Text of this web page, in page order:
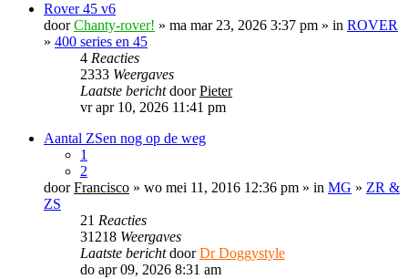
Rover 45 v6
doorChanty-rover! » ma mar 23, 2026 3:37 pm » in ROVER
» 400 series en 45
4 Reacties
2333 Weergaves
Laatste berichtdoorPieter
vr apr 10, 2026 11:41 pm
Aantal ZSen nog op de weg
1
2
doorFrancisco » wo mei 11, 2016 12:36 pm » in MG » ZR &
ZS
21 Reacties
31218 Weergaves
Laatste berichtdoorDr Doggystyle
do apr 09, 2026 8:31 am